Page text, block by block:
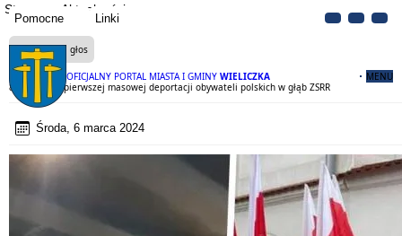
Pomocne Linki
OFICJALNY PORTAL MIASTA I GMINY WIELICZKA MENU
Strona Aktualności
Czytaj na głos
84. rocznica pierwszej masowej deportacji obywateli polskich w głąb ZSRR
Środa, 6 marca 2024